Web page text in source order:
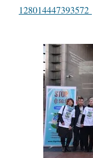
128014447393572